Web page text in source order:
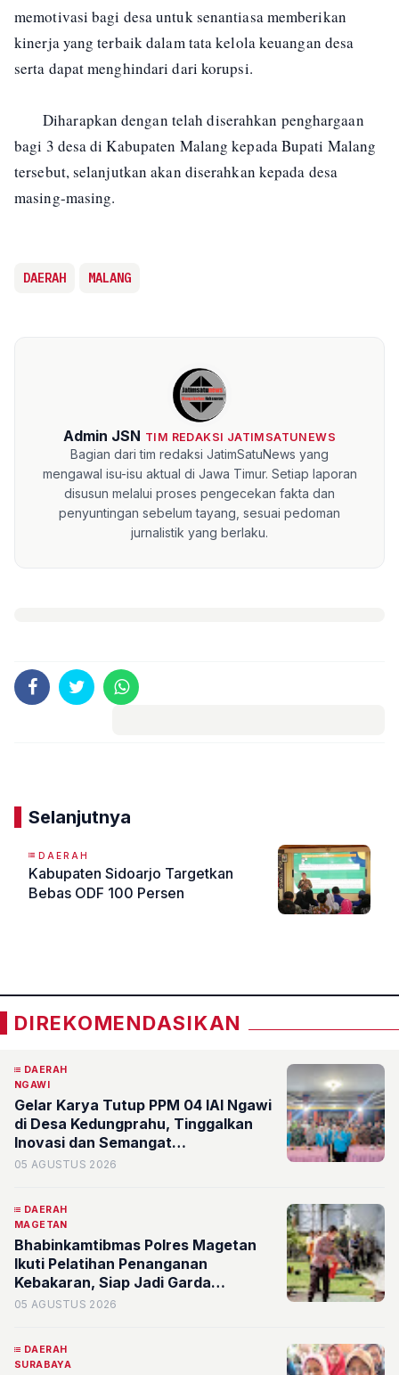
memotivasi bagi desa untuk senantiasa memberikan
kinerja yang terbaik dalam tata kelola keuangan desa
serta dapat menghindari dari korupsi.
Diharapkan dengan telah diserahkan penghargaan
bagi 3 desa di Kabupaten Malang kepada Bupati Malang
tersebut, selanjutkan akan diserahkan kepada desa
masing-masing.
DAERAH MALANG
Admin JSN TIM REDAKSI JATIMSATUNEWS
Bagian dari tim redaksi JatimSatuNews yang
mengawal isu-isu aktual di Jawa Timur. Setiap laporan
disusun melalui proses pengecekan fakta dan
penyuntingan sebelum tayang, sesuai pedoman
jurnalistik yang berlaku.
Selanjutnya
DAERAH
Kabupaten Sidoarjo Targetkan
Bebas ODF 100 Persen
DIREKOMENDASIKAN
DAERAH
NGAWI
Gelar Karya Tutup PPM 04 IAI Ngawi
di Desa Kedungprahu, Tinggalkan
Inovasi dan Semangat
Pemberdayaan Masyarakat
05 AGUSTUS 2026
DAERAH
MAGETAN
Bhabinkamtibmas Polres Magetan
Ikuti Pelatihan Penanganan
Kebakaran, Siap Jadi Garda
Terdepan di Desa
05 AGUSTUS 2026
DAERAH
SURABAYA